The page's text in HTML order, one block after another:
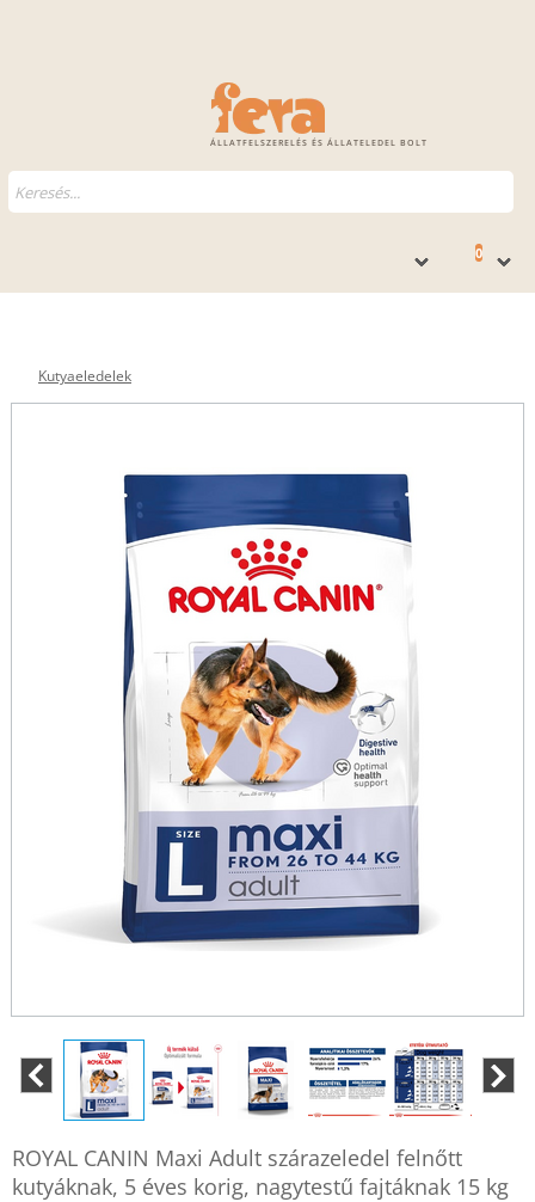
ÁLLATFELSZERELÉS ÉS ÁLLATELEDEL BOLT
0
Kutyaeledelek
ROYAL CANIN Maxi Adult szárazeledel felnőtt
kutyáknak, 5 éves korig, nagytestű fajtáknak 15 kg